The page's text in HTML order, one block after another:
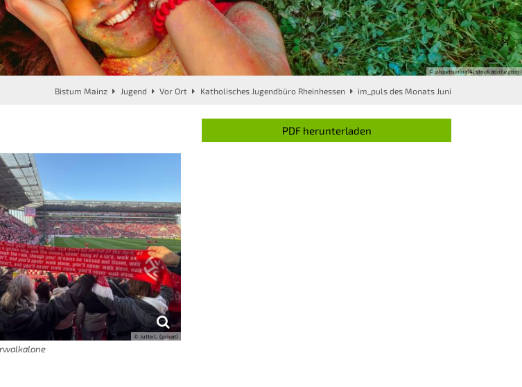
© phpetrunina14| stock.adobe.com
Bistum Mainz Jugend Vor Ort Katholisches Jugendbüro Rheinhessen im_puls des Monats Juni
© Jutta L. (privat)
PDF herunterladen